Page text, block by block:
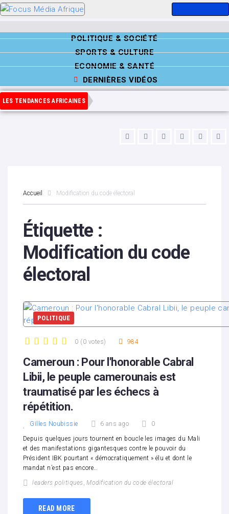
POLITIQUE & SOCIÉTÉ
SPORTS & CULTURE
ECONOMIE & SANTÉ
DERNIÈRES VIDÉOS
LES TENDANCES AFRICAINES
Accueil Modification du code électoral
Étiquette :
Modification du code
électoral
POLITIQUE
0 ( 0 votes) 984
Cameroun : Pour l'honorable Cabral
Libii, le peuple camerounais est
traumatisé par les échecs à
répétition.
Gilles Noubissie 6 ans ago 0
Depuis quelques jours tournent en boucle les images du Mali
et des manifestations gigantesques contre le pouvoir du
Président IBK pourtant « démocratiquement » élu et dont le
mandat n’est pas encore…
leaders politiques,Modification du code électoral
READ MORE